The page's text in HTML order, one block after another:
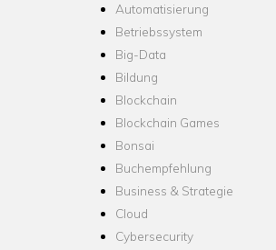
Automatisierung
Betriebssystem
Big-Data
Bildung
Blockchain
Blockchain Games
Bonsai
Buchempfehlung
Business & Strategie
Cloud
Cybersecurity